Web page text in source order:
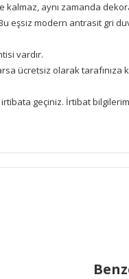
kalmaz, aynı zamanda
modern antrasit gri
vardır.
ücretsiz olarak
irtibata geçiniz. İrtibat